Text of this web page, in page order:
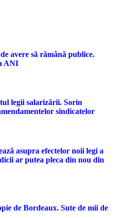
avere să rămână publice.
ANI
legii salarizării. Sorin
sindicatelor
asupra efectelor noii legi a
ar putea pleca din nou din
de Bordeaux. Sute de mii de